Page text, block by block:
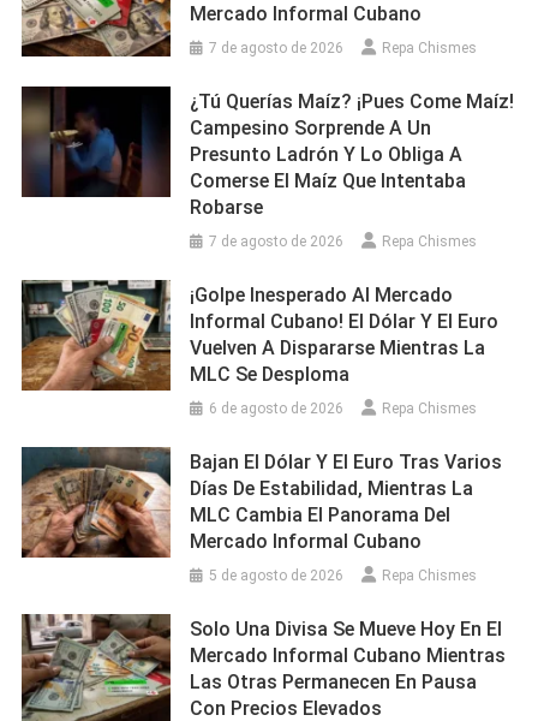
Mercado Informal Cubano
7 de agosto de 2026 Repa Chismes
¿Tú Querías Maíz? ¡Pues Come Maíz!
Campesino Sorprende A Un
Presunto Ladrón Y Lo Obliga A
Comerse El Maíz Que Intentaba
Robarse
7 de agosto de 2026 Repa Chismes
¡Golpe Inesperado Al Mercado
Informal Cubano! El Dólar Y El Euro
Vuelven A Dispararse Mientras La
MLC Se Desploma
6 de agosto de 2026 Repa Chismes
Bajan El Dólar Y El Euro Tras Varios
Días De Estabilidad, Mientras La
MLC Cambia El Panorama Del
Mercado Informal Cubano
5 de agosto de 2026 Repa Chismes
Solo Una Divisa Se Mueve Hoy En El
Mercado Informal Cubano Mientras
Las Otras Permanecen En Pausa
Con Precios Elevados